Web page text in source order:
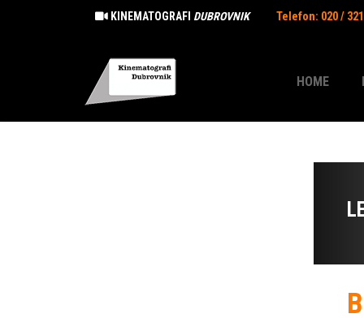
KINEMATOGRAFI DUBROVNIK Telefon: 020 /
HOME